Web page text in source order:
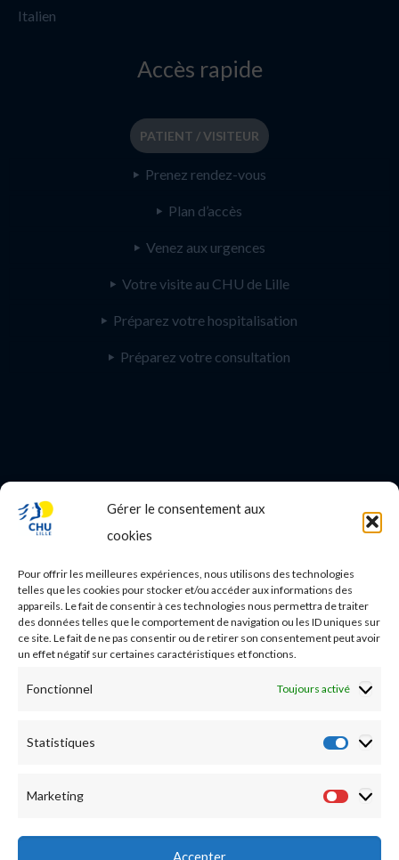
Gérer le consentement aux
cookies
Pour offrir les meilleures expériences, nous utilisons des technologies
telles que les cookies pour stocker et/ou accéder aux informations des
appareils. Le fait de consentir à ces technologies nous permettra de traiter
des données telles que le comportement de navigation ou les ID uniques sur
ce site. Le fait de ne pas consentir ou de retirer son consentement peut avoir
un effet négatif sur certaines caractéristiques et fonctions.
Fonctionnel Toujours activé
Statistiques
Marketing
Accepter
Italien
Accès rapide
PATIENT / VISITEUR
Prenez rendez-vous
Plan d’accès
Venez aux urgences
Votre visite au CHU de Lille
Préparez votre hospitalisation
Préparez votre consultation
PROFESSIONNEL DE SANTE
Nos essais cliniques
Ecoles paramédicales